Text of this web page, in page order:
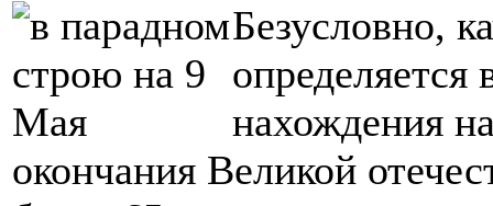
Безусловно,
определяется
нахождения
окончания Великой